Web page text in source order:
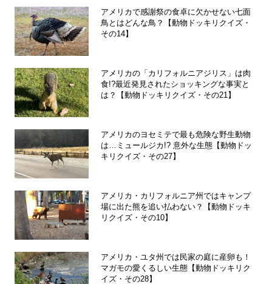
アメリカで感謝祭の食卓に欠かせない七面
鳥とはどんな鳥？【動物ドッキリクイズ・
その14】
アメリカの「カリフォルニアジリス」は肉
食!?最近発見されたショッキングな事実と
は？【動物ドッキリクイズ・その21】
アメリカのヨセミテで最も危険な野生動物
は…ミュールジカ!? 意外な生態【動物ドッ
キリクイズ・その27】
アメリカ・カリフォルニア州ではキャンプ
場に出た熊を追い払わない？【動物ドッキ
リクイズ・その10】
アメリカ・ユタ州では民家の庭に産卵も！
マガモの愛くるしい生態【動物ドッキリク
イズ・その28】